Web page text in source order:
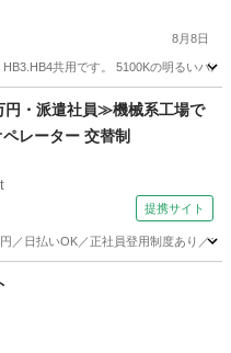
8月8日
共用です。 5100Kの明るいバ
・派遣社員≫機械系工場で
レーター 交替制
提携サイト
円／日払いOK／正社員登用制度あり